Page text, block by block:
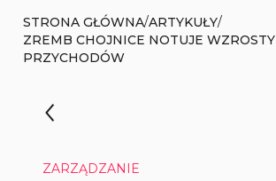
STRONA GŁÓWNA/ARTYKUŁY/
ZREMB CHOJNICE NOTUJE WZROSTY
PRZYCHODÓW
ZARZĄDZANIE